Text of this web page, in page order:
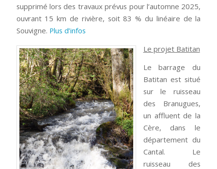
supprimé lors des travaux prévus pour l’automne 2025,
ouvrant 15 km de rivière, soit 83 % du linéaire de la
Souvigne. Plus d’infos
Le projet Batitan
Le barrage du
Batitan est situé
sur le ruisseau
des Branugues,
un affluent de la
Cère, dans le
département du
Cantal. Le
ruisseau des